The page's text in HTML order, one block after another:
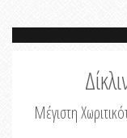
Μέγιστη